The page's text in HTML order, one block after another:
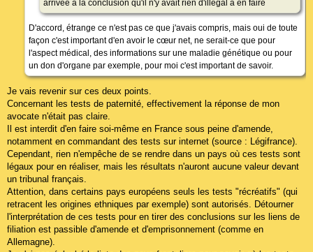
arrivée à la conclusion qu'il n'y avait rien d'illégal à en faire
D'accord, étrange ce n'est pas ce que j'avais compris, mais oui de toute
façon c'est important d'en avoir le cœur net, ne serait-ce que pour
l'aspect médical, des informations sur une maladie génétique ou pour
un don d'organe par exemple, pour moi c'est important de savoir.
Je vais revenir sur ces deux points.
Concernant les tests de paternité, effectivement la réponse de mon
avocate n'était pas claire.
Il est interdit d'en faire soi-même en France sous peine d'amende,
notamment en commandant des tests sur internet (source : Légifrance).
Cependant, rien n'empêche de se rendre dans un pays où ces tests sont
légaux pour en réaliser, mais les résultats n'auront aucune valeur devant
un tribunal français.
Attention, dans certains pays européens seuls les tests "récréatifs" (qui
retracent les origines ethniques par exemple) sont autorisés. Détourner
l'interprétation de ces tests pour en tirer des conclusions sur les liens de
filiation est passible d'amende et d'emprisonnement (comme en
Allemagne).